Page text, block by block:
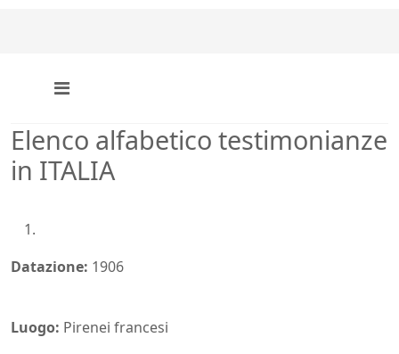
Elenco alfabetico testimonianze
in ITALIA
Datazione: 1906
Luogo: Pirenei francesi